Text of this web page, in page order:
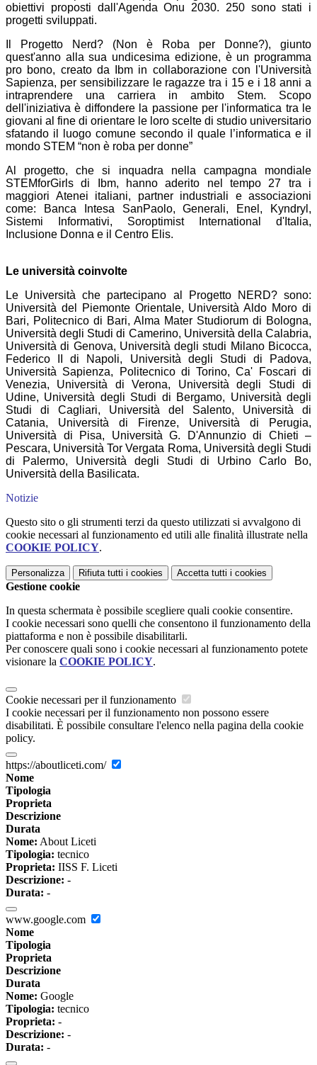
obiettivi proposti dall'Agenda Onu 2030. 250 sono stati i
progetti sviluppati.
Il Progetto Nerd? (Non è Roba per Donne?), giunto
quest'anno alla sua undicesima edizione, è un programma
pro bono, creato da Ibm in collaborazione con l'Università
Sapienza, per sensibilizzare le ragazze tra i 15 e i 18 anni a
intraprendere una carriera in ambito Stem. Scopo
dell'iniziativa è diffondere la passione per l'informatica tra le
giovani al fine di orientare le loro scelte di studio universitario
sfatando il luogo comune secondo il quale l’informatica e il
mondo STEM “non è roba per donne”
Al progetto, che si inquadra nella campagna mondiale
STEMforGirls di Ibm, hanno aderito nel tempo 27 tra i
maggiori Atenei italiani, partner industriali e associazioni
come: Banca Intesa SanPaolo, Generali, Enel, Kyndryl,
Sistemi Informativi, Soroptimist International d'Italia,
Inclusione Donna e il Centro Elis.
Le università coinvolte
Le Università che partecipano al Progetto NERD? sono:
Università del Piemonte Orientale, Università Aldo Moro di
Bari, Politecnico di Bari, Alma Mater Studiorum di Bologna,
Università degli Studi di Camerino, Università della Calabria,
Università di Genova, Università degli studi Milano Bicocca,
Federico II di Napoli, Università degli Studi di Padova,
Università Sapienza, Politecnico di Torino, Ca' Foscari di
Venezia, Università di Verona, Università degli Studi di
Udine, Università degli Studi di Bergamo, Università degli
Studi di Cagliari, Università del Salento, Università di
Catania, Università di Firenze, Università di Perugia,
Università di Pisa, Università G. D'Annunzio di Chieti –
Pescara, Università Tor Vergata Roma, Università degli Studi
di Palermo, Università degli Studi di Urbino Carlo Bo,
Università della Basilicata.
Notizie
Questo sito o gli strumenti terzi da questo utilizzati si avvalgono di
cookie necessari al funzionamento ed utili alle finalità illustrate nella
COOKIE POLICY.
Personalizza Rifiuta tutti i cookies Accetta tutti i cookies
Gestione cookie
In questa schermata è possibile scegliere quali cookie consentire.
I cookie necessari sono quelli che consentono il funzionamento della
piattaforma e non è possibile disabilitarli.
Per conoscere quali sono i cookie necessari al funzionamento potete
visionare la COOKIE POLICY.
Cookie necessari per il funzionamento
I cookie necessari per il funzionamento non possono essere
disabilitati. È possibile consultare l'elenco nella pagina della cookie
policy.
https://aboutliceti.com/
Nome
Tipologia
Proprieta
Descrizione
Durata
Nome: About Liceti
Tipologia: tecnico
Proprieta: IISS F. Liceti
Descrizione: -
Durata: -
www.google.com
Nome
Tipologia
Proprieta
Descrizione
Durata
Nome: Google
Tipologia: tecnico
Proprieta: -
Descrizione: -
Durata: -